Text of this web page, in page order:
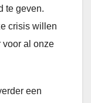
te geven.
crisis willen
voor al onze
een